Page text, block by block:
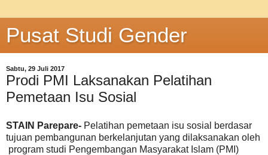
Pusat Studi Gender
Sabtu, 29 Juli 2017
Prodi PMI Laksanakan Pelatihan
Pemetaan Isu Sosial
STAIN Parepare- Pelatihan pemetaan isu sosial berdasar
tujuan pembangunan berkelanjutan yang dilaksanakan oleh
program studi Pengembangan Masyarakat Islam (PMI)